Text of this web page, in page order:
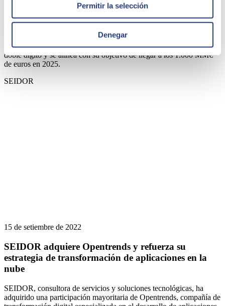
Permitir la selección
Denegar
SEIDOR alcanza una facturación de 606 MM de
euros en 2021, un 29,5% más que en 2020
La consultora tecnológica mantiene el ritmo de crecimiento anual a
doble dígito y se alinea con su objetivo de llegar a los 1.000 MM€
de euros en 2025.
SEIDOR
15 de setiembre de 2022
SEIDOR adquiere Opentrends y refuerza su
estrategia de transformación de aplicaciones en la
nube
SEIDOR, consultora de servicios y soluciones tecnológicas, ha
adquirido una participación mayoritaria de Opentrends, compañía de